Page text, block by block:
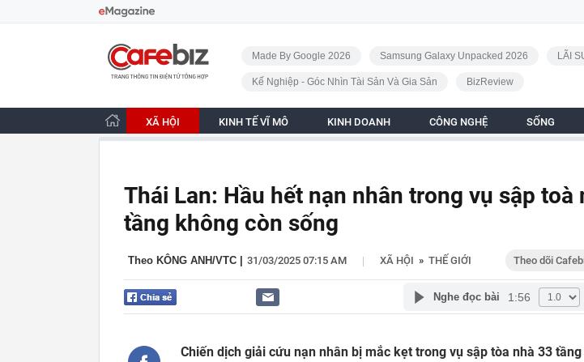
CafeBiz - Trang chủ
Made By Google 2026 Samsung Galaxy Unpacked 2026 LÃI
Kế Nghiệp - Góc Nhìn Tài Sản Và Gia Sản BizReview
XÃ HỘI KINH TẾ VĨ MÔ KINH DOANH CÔNG NGHỆ SỐNG
Thái Lan: Hầu hết nạn nhân trong vụ sập toà
tầng không còn sống
Theo KÔNG ANH/VTC 31/03/2025 07:15 AM | XÃ HỘI » THẾ GIỚI Theo dõi
Nghe đọc bài 1:56
Chiến dịch giải cứu nạn nhân bị mắc kẹt trong vụ sập tòa nhà 33